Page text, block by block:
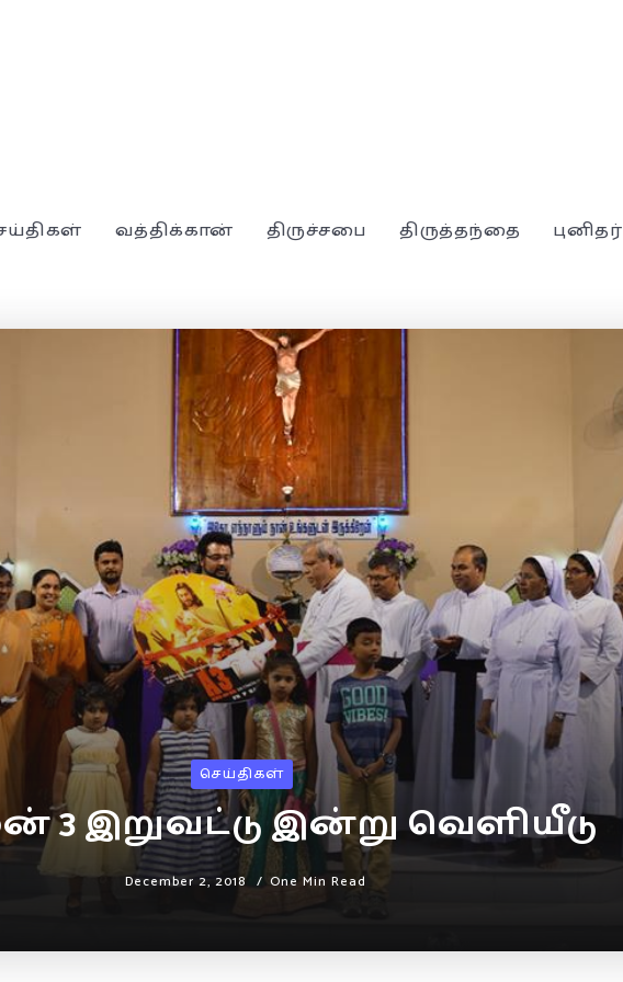
வத்திக்கான் திருச்சபை திருத்தந்தை புனிதர்
செய்திகள்
3 இறுவட்டு இன்று வெளியீடு
December 2, 2018 One Min Read